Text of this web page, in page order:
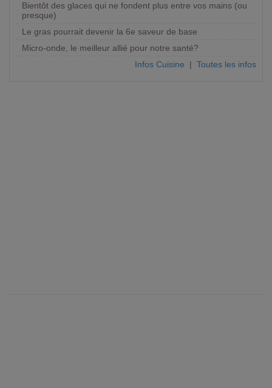
Bientôt des glaces qui ne fondent plus entre vos mains (ou
presque)
Le gras pourrait devenir la 6e saveur de base
Micro-onde, le meilleur allié pour notre santé?
Infos Cuisine | Toutes les infos